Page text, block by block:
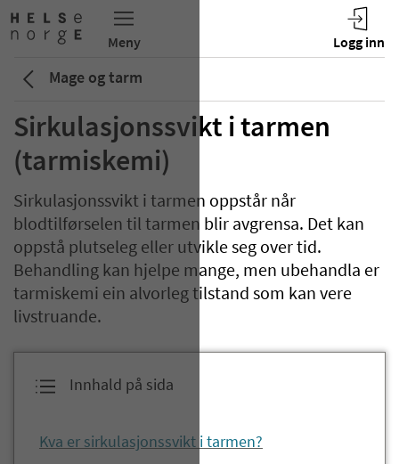
Mage og tarm
Sirkulasjonssvikt i tarmen
(tarmiskemi)
Sirkulasjonssvikt i tarmen oppstår når
blodtilførselen til tarmen blir avgrensa. Det kan
oppstå plutseleg eller utvikle seg over tid.
Behandling kan hjelpe mange, men ubehandla er
tarmiskemi ein alvorleg tilstand som kan vere
livstruande.
Innhald på sida
Kva er sirkulasjonssvikt i tarmen?